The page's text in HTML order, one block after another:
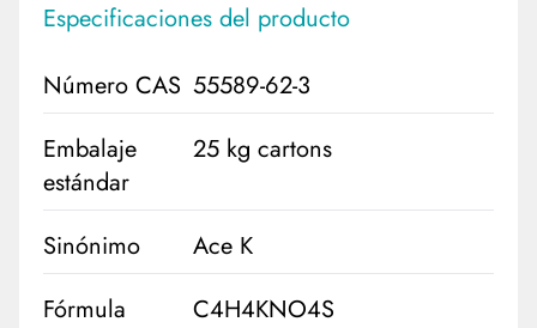
Especificaciones del producto
Número CAS 55589-62-3
Embalaje
estándar
25 kg cartons
Sinónimo
Ace K
Fórmula
C4H4KNO4S